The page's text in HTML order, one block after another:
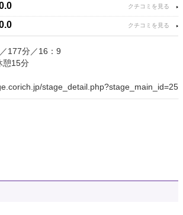
177分／16：9
憩15分
stage_detail.php?stage_main_id=25